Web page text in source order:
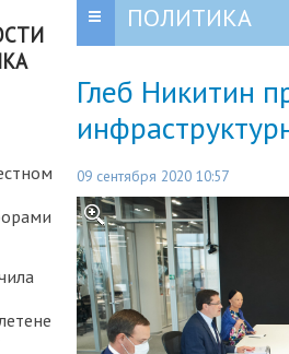
ПОЛИТИКА
Глеб Никитин
09 сентября 2020 10:57